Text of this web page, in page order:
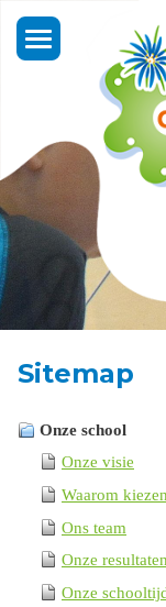
Toggle
navigation
Sitemap
Onze school
Onze visie
Waarom
Ons team
Onze resultaten
Onze